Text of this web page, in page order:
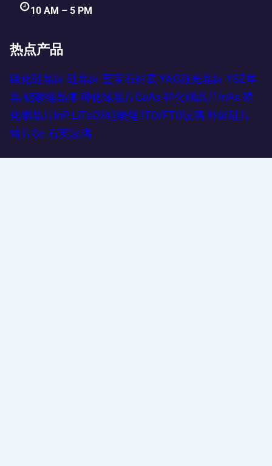
10 AM – 5 PM
热点产品
碳化硅晶圆 硅晶圆 蓝宝石衬底 YAG激光晶圆 YSZ单
晶 铌酸锂晶体 砷化镓晶片GaAs 砷化铟晶片InAs 磷
化铟晶片InP LiTaO3钽酸锂 ITO/FTO玻璃 外延硅片
锗片Ge 石英玻璃